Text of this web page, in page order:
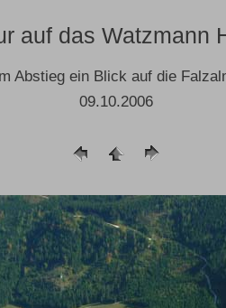
auf das Watzmann
Abstieg ein Blick auf die
09.10.2006